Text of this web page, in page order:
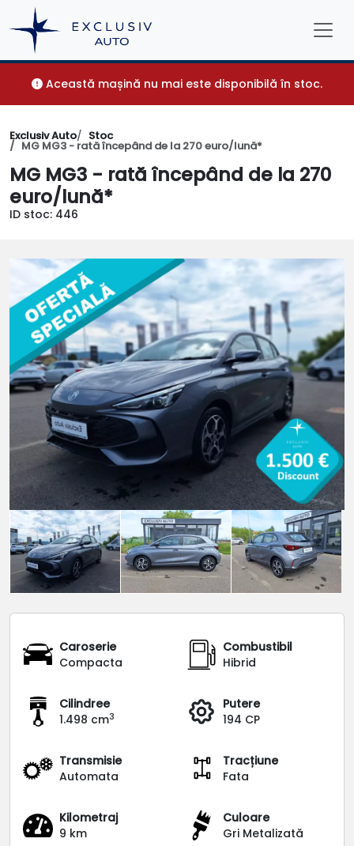
Această mașină nu mai este disponibilă în stoc.
Exclusiv Auto Stoc
MG MG3 - rată începând de la 270 euro/lună*
MG MG3 - rată începând de la 270
euro/lună*
ID stoc: 446
Caroserie
Compacta
Combustibil
Hibrid
Cilindree
1.498 cm3
Putere
194 CP
Transmisie
Automata
Tracțiune
Fata
Kilometraj
9 km
Culoare
Gri Metalizată